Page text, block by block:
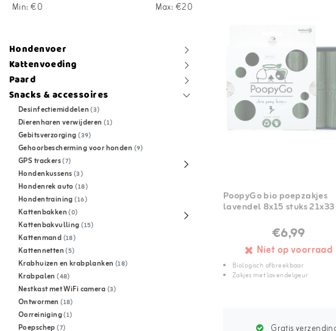
Min: €0 Max: €20
Hondenvoer
Kattenvoeding
Paard
Snacks & accessoires
Desinfectiemiddelen(3)
Dierenharen verwijderen(1)
Gebitsverzorging(39)
Gehoorbescherming voor honden (9)
GPS trackers(7)
Hondenkussens(3)
Hondenrek auto(18)
Hondentraining(16)
Kattenbakken(0)
Kattenbakvulling(15)
Kattenmand(18)
Kattennetten(5)
Krabhuizen en krabplanken (18)
Krabpalen(48)
Nestkast met WiFi camera(3)
Ontwormen(18)
Oorreiniging(1)
Poepschep(7)
PoopyGo bio poepzakjes
lavendel 8x15 stuks
€6,99
Niet op voorraad
Biologisch afbreekbaar
Zakjes met lavendelgeur